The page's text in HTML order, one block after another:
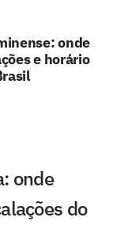
onde
e horário
onde
do